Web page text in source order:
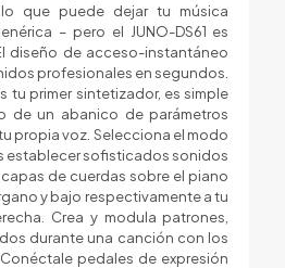
que puede dejar tu música
– pero el JUNO-DS61 es
diseño de acceso-instantáneo
profesionales en segundos.
tu primer sintetizador, es simple
de un abanico de parámetros
propia voz. Selecciona el modo
establecer sofisticados sonidos
de cuerdas sobre el piano
y bajo respectivamente a tu
Crea y modula patrones,
durante una canción con los
pedales de expresión